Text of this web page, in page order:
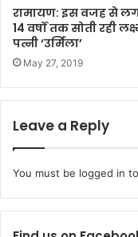
रामायण: इस वजह से
14 वर्षों तक सोती रही
पत्नी ‘उर्मिला’
May 27, 2019
Leave a Reply
You must be logged in